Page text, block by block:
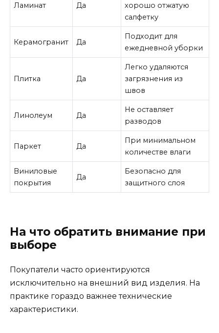
Ламинат Да
хорошо отжатую
салфетку
Керамогранит Да
Подходит для
ежедневной уборки
Плитка Да
Легко удаляются
загрязнения из
швов
Линолеум Да
Не оставляет
разводов
Паркет Да
При минимальном
количестве влаги
Виниловые
покрытия
Да
Безопасно для
защитного слоя
На что обратить внимание при
выборе
Покупатели часто ориентируются
исключительно на внешний вид изделия. На
практике гораздо важнее технические
характеристики.